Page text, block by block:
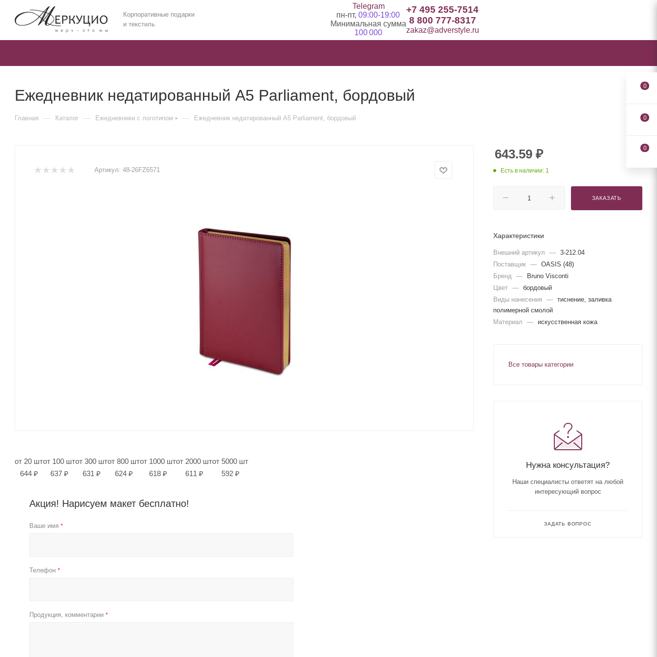
Корпоративные подарки
и текстиль
Telegram
пн-пт, 09:00-19:00
Минимальная сумма
100 000
+7 495 255-7514
8 800 777-8317
zakaz@adverstyle.ru
Ежедневник недатированный А5 Parliament, бордовый
Главная — Каталог — Ежедневники c логотипом — Ежедневник недатированный А5 Parliament, бордовый
Артикул: 48-26FZ6571
от 20 шт
644 ₽
от 100 шт
637 ₽
от 300 шт
631 ₽
от 800 шт
624 ₽
от 1000 шт
618 ₽
от 2000 шт
611 ₽
от 5000 шт
592 ₽
Акция! Нарисуем макет бесплатно!
Ваше имя *
Телефон *
Продукция, комментарии *
643.59 ₽
Есть в наличии: 1
ЗАКАЗАТЬ
Характеристики
Внешний артикул — 3-212.04
Поставщик — OASIS (48)
Бренд
—
Bruno Visconti
Цвет — бордовый
Виды нанесения
— тиснение, заливка
полимерной смолой
Материал
— искусственная кожа
Все товары категории
Нужна консультация?
Наши специалисты ответят на любой
интересующий вопрос
ЗАДАТЬ ВОПРОС
0
0
0